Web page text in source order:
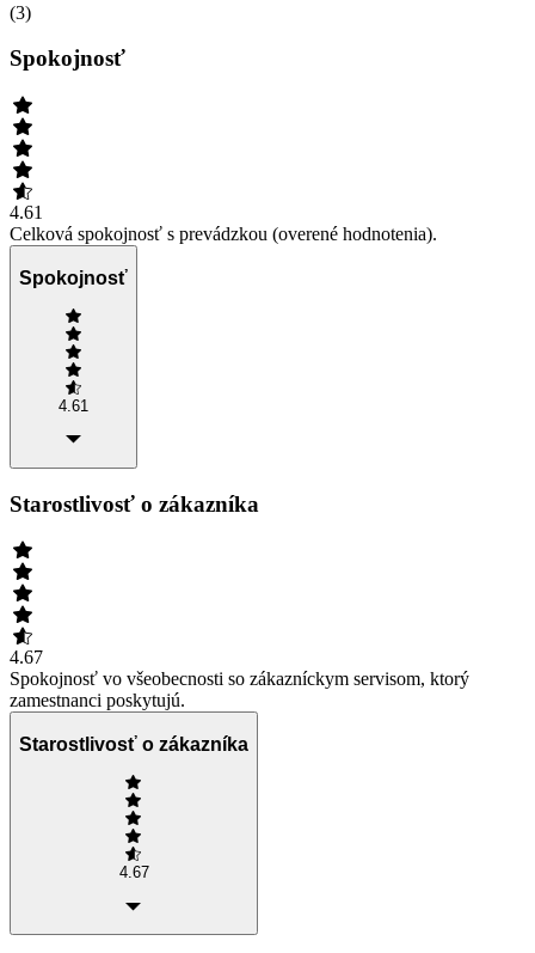
(3)
Spokojnosť
4.61
Celková spokojnosť s prevádzkou (overené hodnotenia).
Spokojnosť
4.61
Starostlivosť o zákazníka
4.67
Spokojnosť vo všeobecnosti so zákazníckym servisom, ktorý
zamestnanci poskytujú.
Starostlivosť o zákazníka
4.67